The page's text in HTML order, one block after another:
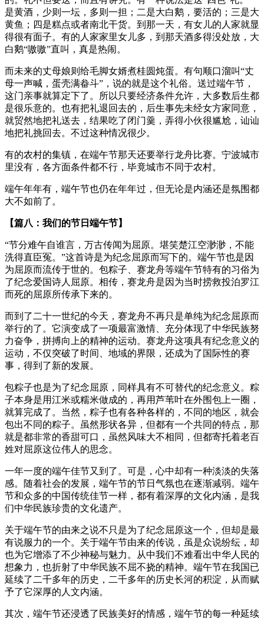
是黄酒，少则一坛，多则一担；二是大白鹅，要活的；三是大
黄鱼；四是糕点或者南北干货。到那一天，有女儿的人家就显
得很有面子。有的人家家里女儿多，到那天酒多得没处放，大
白鹅“嗷嗷”直叫，真是热闹。
而未来的丈母娘则给毛脚女婿煮桂圆炖蛋。有句顺口溜叫“丈
母一声喊，蛋壳满畚斗”，说的就是这个礼俗。送过端午节，
这门亲事就算定下了。所以只要经济条件允许，大多数后生都
是很乐意的。也有把礼退回去的，后生事先未经女方家同意，
就贸然地把礼送去，结果吃了闭门羹，弄得小伙很尴尬，讪讪
地把礼挑回去。不过这种情况很少。
有的农村的集镇，在端午节那天还要举行龙舟比赛。宁波城市
里没有，各方面条件都不行，毕竟城市不同于农村。
端午年年有，端午节也仍在年年过，但无论是内涵还是氛围都
大不如前了。
【篇八：我们的节日端午节】
“节分难午自谁言，万古传闻为屈原。堪笑楚江空渺渺，不能
洗得直臣冤。”这首诗是为纪念屈原而写下的。端午节也是因
为屈原而流传于世的。包粽子、赛龙舟等端午节特有的习俗为
了纪念爱国诗人屈原。相传，赛龙舟是因为当时捞救投泊罗江
而死的屈原所传承下来的。
而到了二十一世纪的今天，赛龙舟不再只是单纯为纪念屈原而
举行的了。它演变成了一项最富激情、充分体现了中华民族努
力奋争，拼搏向上的精神的运动。赛龙舟这项具有纪念意义的
运动，不仅突破了时间、地域的界限，还成为了国际性的赛
事，得到了新的发展。
包粽子也是为了纪念屈原，同样具有不可替代的纪念意义。粽
子本身是用江米或糯米做成的，再用芦苇叶在外围包上一圈，
就算完成了。当然，粽子也有各种各样的，不同的地区，就会
包出不同的粽子。虽然形状各异，但都有一个共同的特点，那
就是都非常的香甜可口，虽然风味大不相同，但都寄托着老百
姓对屈原这位伟人的思念。
一年一度的端午佳节又到了。可是，心中却有一种淡淡的失落
感。随着社会的发展，端午节的节日气氛也在逐渐减弱。端午
节和众多的中国传统佳节一样，都有着深厚的文化内涵，是我
们中华民族珍贵的文化遗产。
关于端午节的由来之说不只是为了纪念屈原这一个，但却是最
有说服力的一个。关于端午节由来的传说，虽是众说纷纭，却
也为它增添了不少神秘与魅力。从中我们不难看出中华人民的
想象力，也折射了中华民族不屈不挠的精神。端午节在我国已
延续了二千多年的历史，二千多年的历史长河的积淀，从而赋
予了它深厚的人文内涵。
其次，端午节还浸透了民族美好的情感，端午节的每一种延续